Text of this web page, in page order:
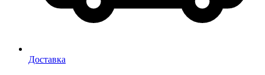
Доставка